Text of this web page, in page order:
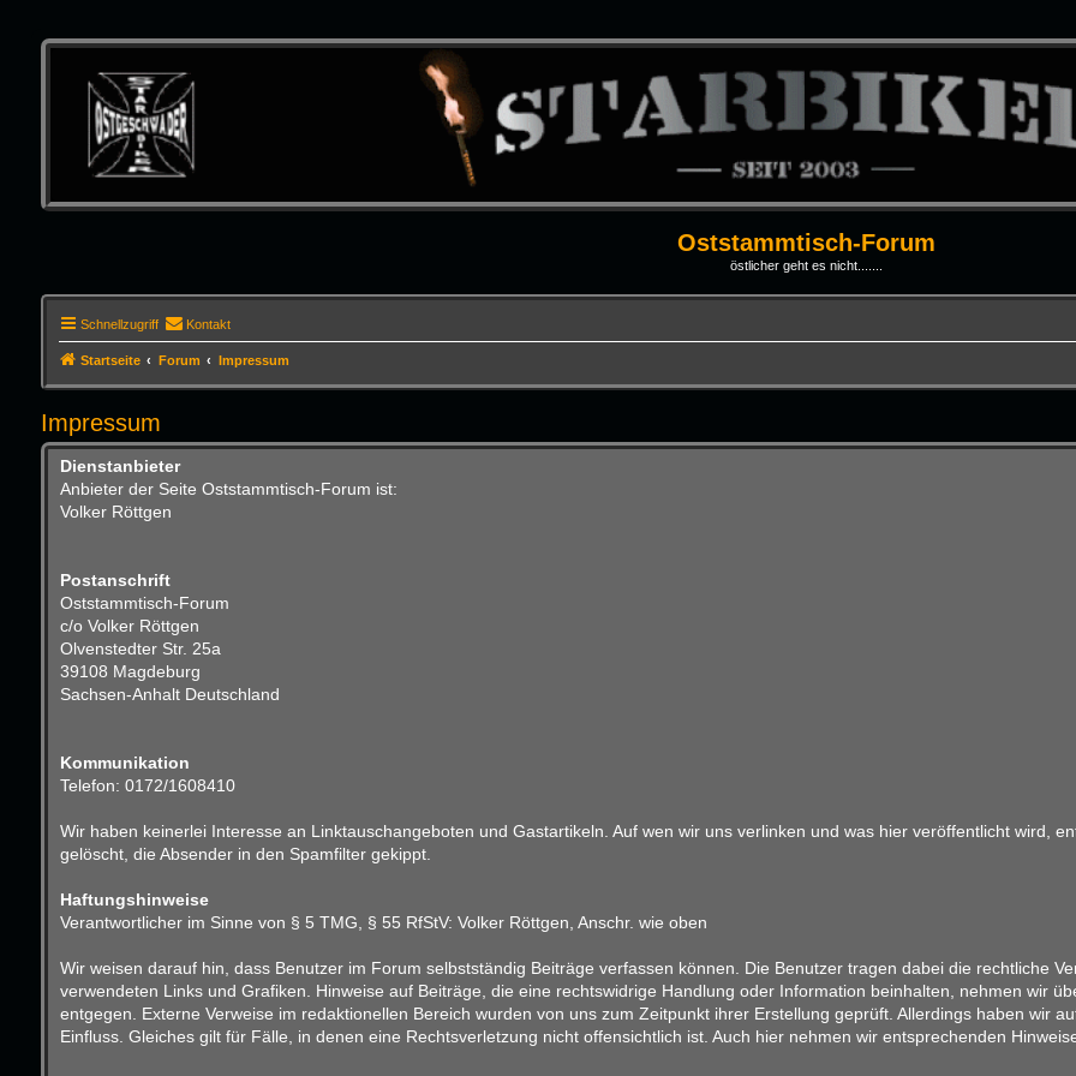
Oststammtisch-Forum
östlicher geht es nicht.......
Schnellzugriff Kontakt
Startseite Forum Impressum
Impressum
Dienstanbieter
Anbieter der Seite Oststammtisch-Forum ist:
Volker Röttgen
Postanschrift
Oststammtisch-Forum
c/o Volker Röttgen
Olvenstedter Str. 25a
39108 Magdeburg
Sachsen-Anhalt Deutschland
Kommunikation
Telefon: 0172/1608410
Wir haben keinerlei Interesse an Linktauschangeboten und Gastartikeln. Auf wen wir uns verlinken und was hier veröffentlicht wird,
gelöscht, die Absender in den Spamfilter gekippt.
Haftungshinweise
Verantwortlicher im Sinne von § 5 TMG, § 55 RfStV: Volker Röttgen, Anschr. wie oben
Wir weisen darauf hin, dass Benutzer im Forum selbstständig Beiträge verfassen können. Die Benutzer tragen dabei die rechtliche
verwendeten Links und Grafiken. Hinweise auf Beiträge, die eine rechtswidrige Handlung oder Information beinhalten, nehmen wir
entgegen. Externe Verweise im redaktionellen Bereich wurden von uns zum Zeitpunkt ihrer Erstellung geprüft. Allerdings haben wir
Einfluss. Gleiches gilt für Fälle, in denen eine Rechtsverletzung nicht offensichtlich ist. Auch hier nehmen wir entsprechenden